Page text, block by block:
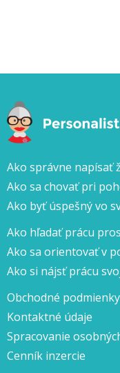
Ako správne napísať
Ako sa chovať pri
Ako byť úspešný vo
Ako hľadať prácu
Ako sa orientovať v
Ako si nájsť prácu
Obchodné podmienky
Kontaktné údaje
Spracovanie
Cenník inzercie